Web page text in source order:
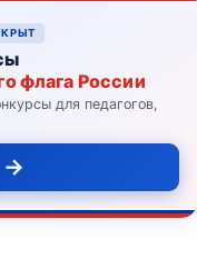
флага России
для педагогов,
→